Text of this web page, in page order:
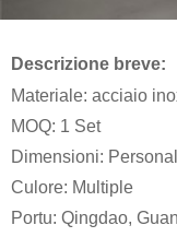
Descrizione breve:
Materiale: acciaio
MOQ: 1 Set
Dimensioni:
Culore: Multiple
Portu: Qingdao,